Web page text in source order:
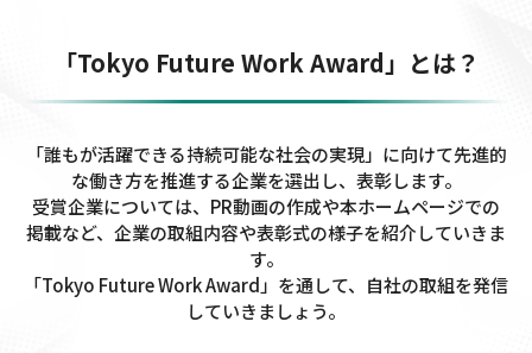
「Tokyo Future Work Award」とは？
「誰もが活躍できる持続可能な社会の実現」に向けて先進的
な働き方を推進する企業を選出し、表彰します。
受賞企業については、PR動画の作成や本ホームページでの
掲載など、企業の取組内容や表彰式の様子を紹介していきま
す。
「Tokyo Future Work Award」を通して、自社の取組を発信
していきましょう。